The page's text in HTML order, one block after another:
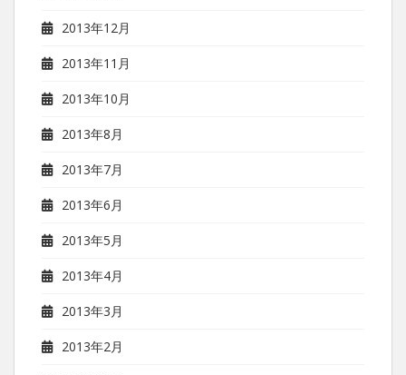
2013年12月
2013年11月
2013年10月
2013年8月
2013年7月
2013年6月
2013年5月
2013年4月
2013年3月
2013年2月